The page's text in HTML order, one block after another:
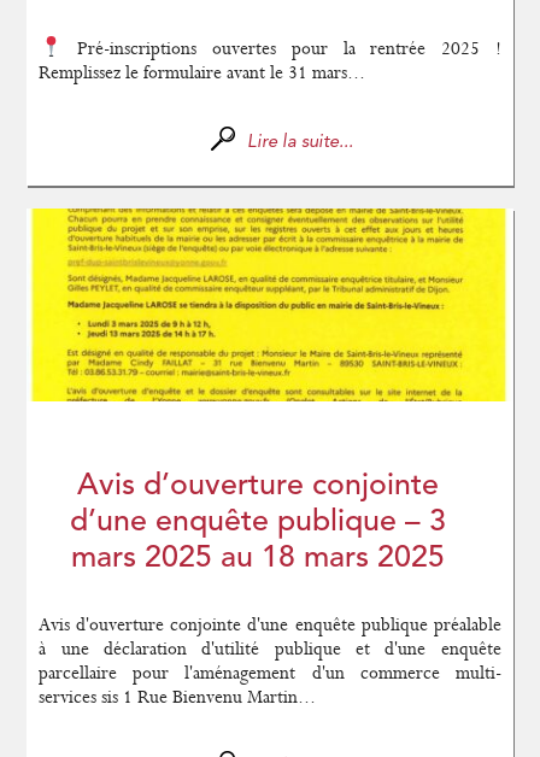
Pré-inscriptions ouvertes pour la rentrée 2025 !
Remplissez le formulaire avant le 31 mars...
Lire la suite...
Avis d’ouverture conjointe
d’une enquête publique – 3
mars 2025 au 18 mars 2025
Avis d'ouverture conjointe d'une enquête publique préalable
à une déclaration d'utilité publique et d'une enquête
parcellaire pour l'aménagement d'un commerce multi-
services sis 1 Rue Bienvenu Martin...